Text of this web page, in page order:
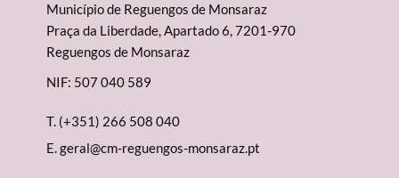
Município de Reguengos de Monsaraz
Praça da Liberdade, Apartado 6, 7201-970
Reguengos de Monsaraz
NIF: 507 040 589
T. (+351) 266 508 040
E.geral@cm-reguengos-monsaraz.pt